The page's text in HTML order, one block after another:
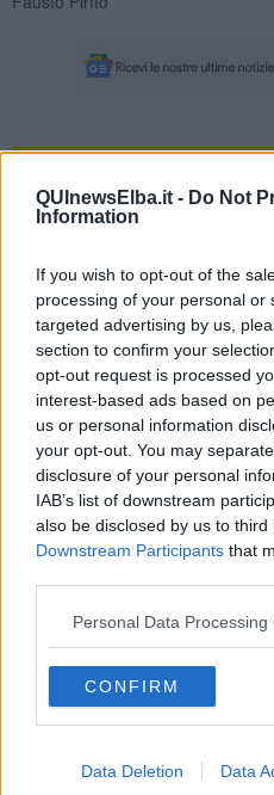
QUInewsElba.it - Do Not
Information
If you wish to opt-out of the
processing of your personal or
targeted advertising by us,
section to confirm your
opt-out request is processed
interest-based ads based on
us or personal information
your opt-out. You may
disclosure of your personal
IAB’s list of downstream
also be disclosed by us to third
Downstream Participants that
Personal Data Processing
CONFIRM
Data Deletion Data
Se vuoi leggere le notizie
mattino direttamente nella tua
Se vuoi leggere le notizie
Newsletter QUInews -
alle 20:00 direttamente nella tua
Basta cliccareQUI
Fotogallery
Videogallery